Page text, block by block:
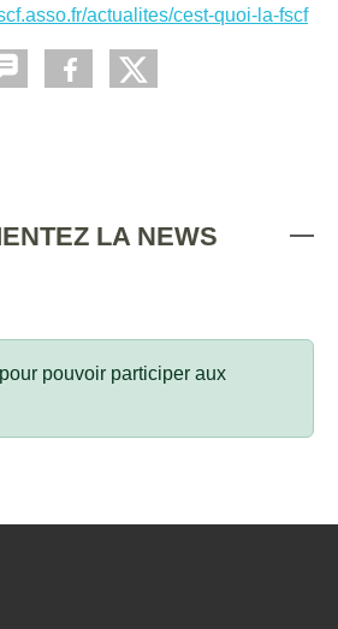
actualites/cest-quoi-la-fscf
LA NEWS
pour pouvoir participer aux